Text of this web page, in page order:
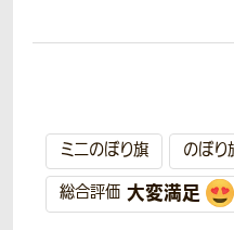
ミニのぼり旗
のぼり
総合評価 大変満足